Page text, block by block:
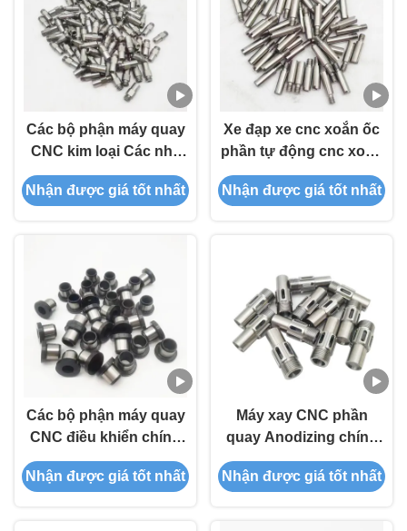
Các bộ phận máy quay
CNC kim loại Các nhà
sản xuất Các bộ phận
máy quay tùy chỉnh
Nhận được giá tốt nhất
Xe đạp xe cnc xoắn ốc
phần tự động cnc xoắn
dự án
Nhận được giá tốt nhất
Các bộ phận máy quay
CNC điều khiển chính
xác cao
Nhận được giá tốt nhất
Máy xay CNC phần
quay Anodizing chính
xác tùy chỉnh CNC cắt
bộ phận
Nhận được giá tốt nhất